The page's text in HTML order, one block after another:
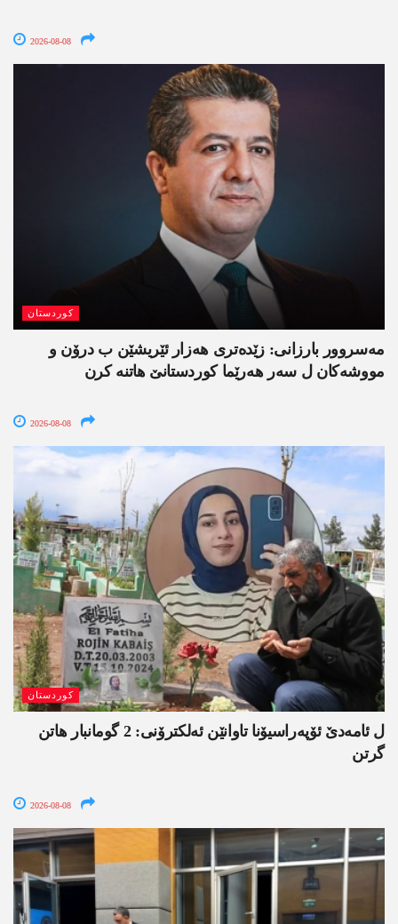
2026-08-08
کوردستان
مەسروور بارزانی: زێدەتری ھەزار ئێریشێن ب درۆن و
مووشەکان ل سەر ھەرێما کوردستانێ ھاتنە کرن
2026-08-08
کوردستان
ل ئامەدێ ئۆپەراسیۆنا تاوانێن ئەلکترۆنی: 2 گومانبار ھاتن
گرتن
2026-08-08